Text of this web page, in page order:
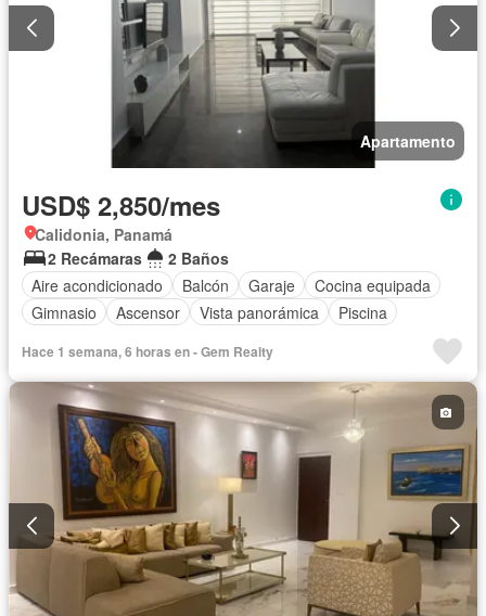
Apartamento
USD$ 2,850/mes
Calidonia, Panamá
2 Recámaras
2 Baños
Aire acondicionado
Balcón Garaje
Cocina equipada
Gimnasio
Ascensor Vista panorámica Piscina
Hace 1 semana, 6 horas en - Gem Realty